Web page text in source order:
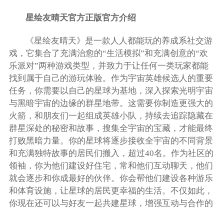
星绘友晴天官方正版官方介绍
《星绘友晴天》是一款人人都能玩的养成系社交游
戏，它集合了充满治愈的“生活模拟”和充满创意的“欢
乐派对”两种游戏类型，并致力于让任何一类玩家都能
找到属于自己的游玩体验。作为宇宙英雄候选人的重要
任务，你需要以自己的星球为基地，深入探索光明宇宙
与黑暗宇宙的边缘的群星地带。这需要你制造更强大的
火箭，和朋友们一起组成英雄小队，持续去追踪隐藏在
群星深处的秘密和故事，搜集全宇宙的宝藏，才能最终
打败黑暗力量。你的星球将逐步接收全宇宙的不同背景
和充满独特故事的居民们搬入，超过40名。作为社区的
领袖，你为他们建设好住宅，常和他们互动聊天，他们
就会逐步和你成最好的伙伴。你会帮他们建设各种游乐
和体育设施，让星球的居民更幸福的生活。不仅如此，
你现在还可以与好友一起共建星球，增强互动与合作的